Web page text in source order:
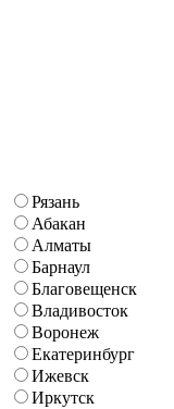
Рязань
Абакан
Алматы
Барнаул
Благовещенск
Владивосток
Воронеж
Екатеринбург
Ижевск
Иркутск